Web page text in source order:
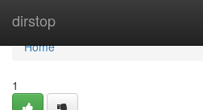
dirstop
Home
Home
1